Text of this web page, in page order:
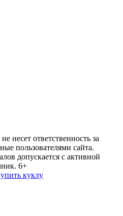
несет ответственность за
пользователями сайта.
допускается с активной
6+
куклу